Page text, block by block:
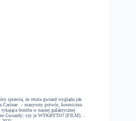
sprawia, że reszta gwiazd wygląda jak
Carinae – masywny potwór, kosmiczna
bomba w naszej galaktycznej
Gwiazdy: czy je WYKRYTO? [FILM]…